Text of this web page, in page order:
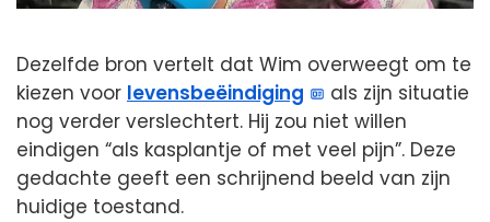
Dezelfde bron vertelt dat Wim overweegt om te
kiezen voor levensbeëindiging
als zijn situatie
nog verder verslechtert. Hij zou niet willen
eindigen “als kasplantje of met veel pijn”. Deze
gedachte geeft een schrijnend beeld van zijn
huidige toestand.